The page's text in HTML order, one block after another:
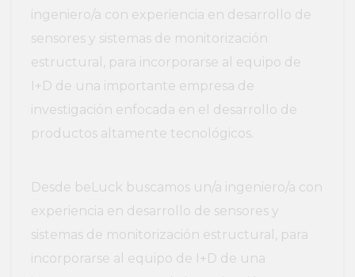
ingeniero/a con experiencia en desarrollo de
sensores y sistemas de monitorización
estructural, para incorporarse al equipo de
I+D de una importante empresa de
investigación enfocada en el desarrollo de
productos altamente tecnológicos.
Desde beLuck buscamos un/a ingeniero/a con
experiencia en desarrollo de sensores y
sistemas de monitorización estructural, para
incorporarse al equipo de I+D de una